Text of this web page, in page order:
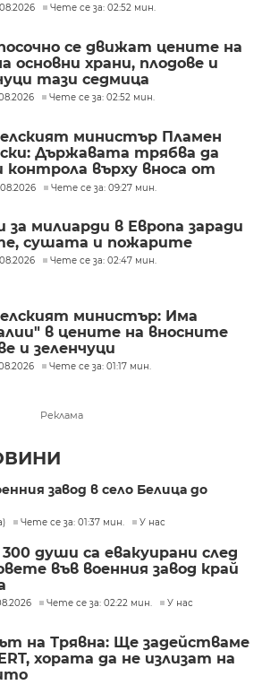
Чете се за: 02:52 мин.
се движат цените на
основни храни, плодове и
тази седмица
Чете се за: 02:52 мин.
министър Пламен
Държавата трябва да
контрола върху вноса от
страниЧете се за: 09:27 мин.
за милиарди в Европа заради
сушата и пожарите
Чете се за: 02:47 мин.
министър: Има
в цените на вносните
и зеленчуци
Чете се за: 01:17 мин.
Реклама
завод в село Белица до
Чете се за: 01:37 мин. У нас
души са евакуирани след
във военния завод край
Чете се за: 02:22 мин. У нас
на Трявна: Ще задействаме
хората да не излизат на